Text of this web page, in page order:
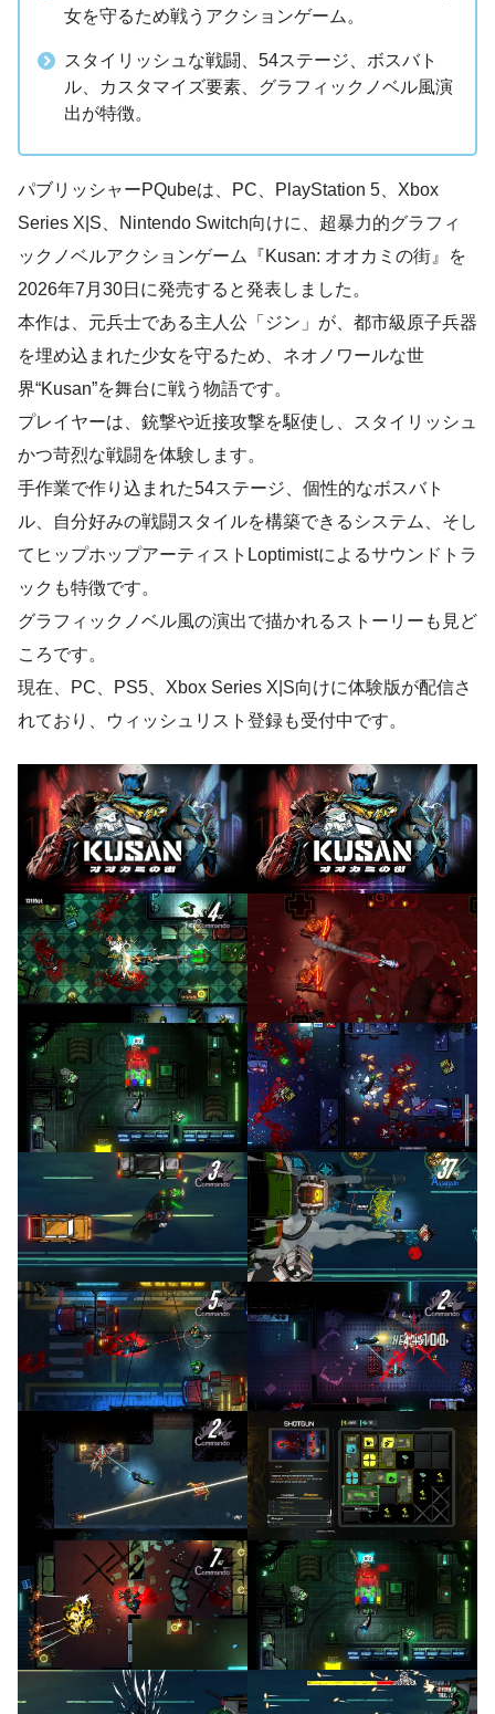
女を守るため戦うアクションゲーム。
スタイリッシュな戦闘、54ステージ、ボスバト
ル、カスタマイズ要素、グラフィックノベル風演
出が特徴。
パブリッシャーPQubeは、PC、PlayStation 5、Xbox
Series X|S、Nintendo Switch向けに、超暴力的グラフィ
ックノベルアクションゲーム『Kusan: オオカミの街』を
2026年7月30日に発売すると発表しました。
本作は、元兵士である主人公「ジン」が、都市級原子兵器
を埋め込まれた少女を守るため、ネオノワールな世
界“Kusan”を舞台に戦う物語です。
プレイヤーは、銃撃や近接攻撃を駆使し、スタイリッシュ
かつ苛烈な戦闘を体験します。
手作業で作り込まれた54ステージ、個性的なボスバト
ル、自分好みの戦闘スタイルを構築できるシステム、そし
てヒップホップアーティストLoptimistによるサウンドトラ
ックも特徴です。
グラフィックノベル風の演出で描かれるストーリーも見ど
ころです。
現在、PC、PS5、Xbox Series X|S向けに体験版が配信さ
れており、ウィッシュリスト登録も受付中です。